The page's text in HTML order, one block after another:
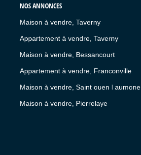
NOS ANNONCES
Maison à vendre, Taverny
Appartement à vendre, Taverny
Maison à vendre, Bessancourt
Appartement à vendre, Franconville
Maison à vendre, Saint ouen l aumone
Maison à vendre, Pierrelaye